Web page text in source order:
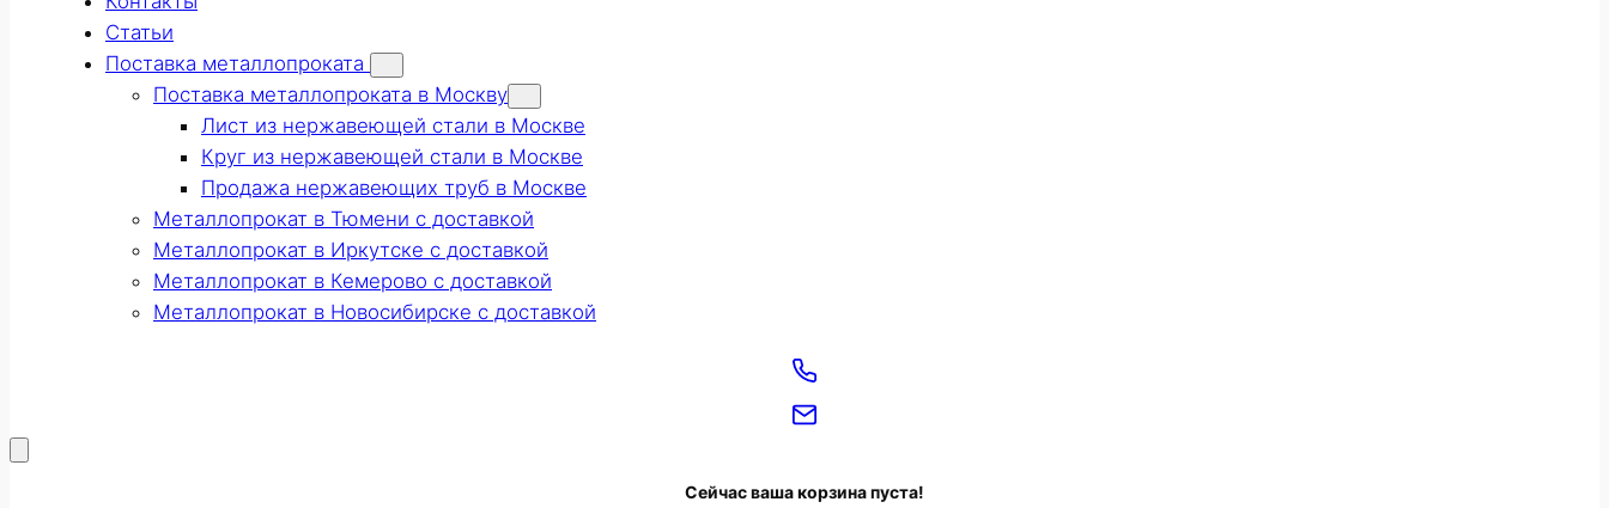
Статьи
Поставка металлопроката
Поставка металлопроката в Москву
Лист из нержавеющей стали в Москве
Круг из нержавеющей стали в Москве
Продажа нержавеющих труб в Москве
Металлопрокат в Тюмени с доставкой
Металлопрокат в Иркутске с доставкой
Металлопрокат в Кемерово с доставкой
Металлопрокат в Новосибирске с доставкой
Сейчас ваша корзина пуста!